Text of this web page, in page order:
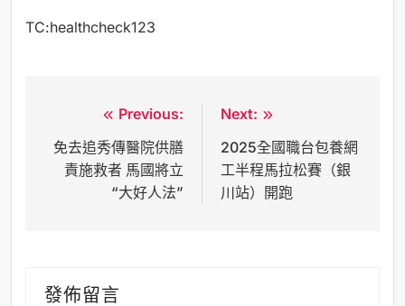
TC:healthcheck123
章
Previous:
免去追秀傳醫院供膳
責施救者 馬國將立
“大好人法”
Next:
2025全國職台包養網
工半程馬拉松賽（銀
川站）開跑
發佈留言